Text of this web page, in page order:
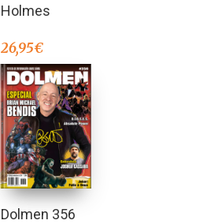
Holmes
26,95€
Dolmen 356